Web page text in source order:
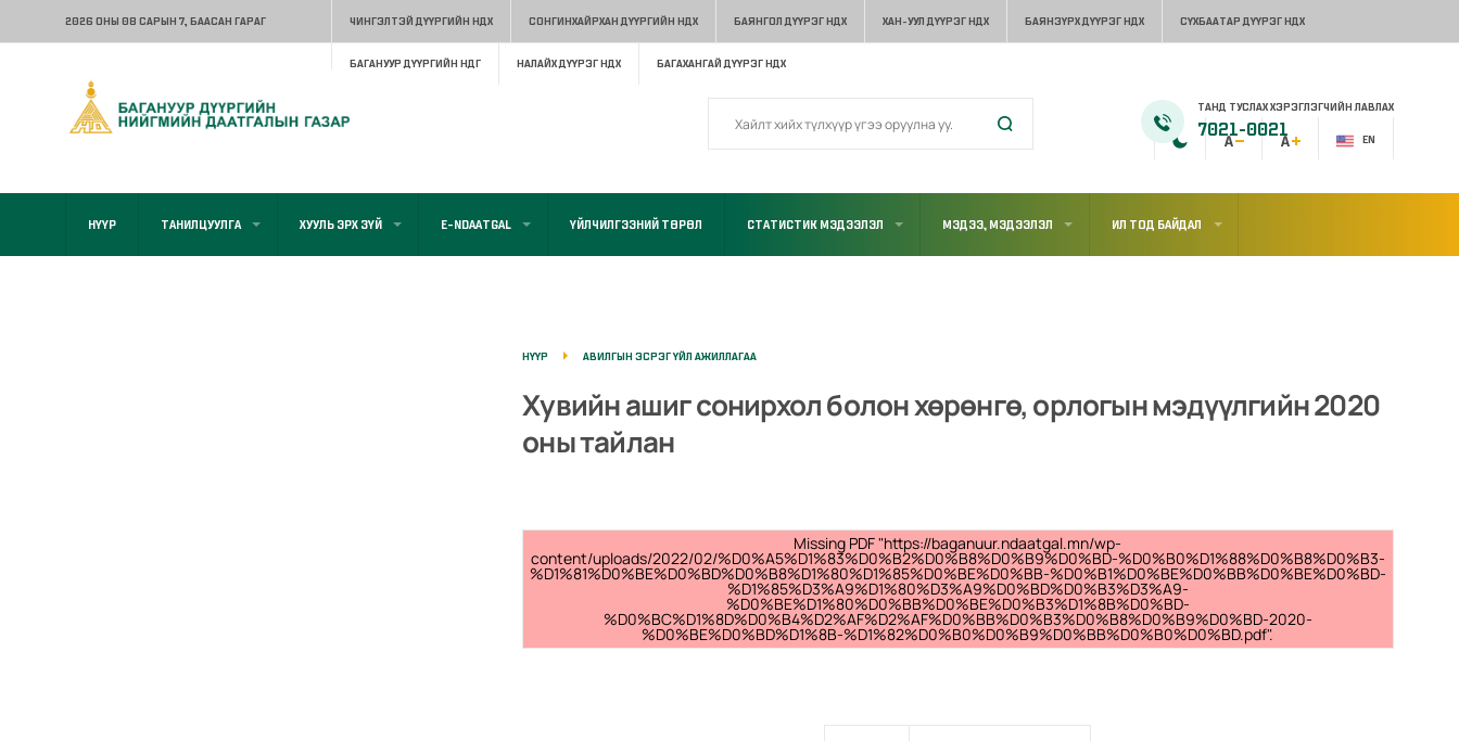
2026 ОНЫ 08 САРЫН 7, БААСАН ГАРАГ ЧИНГЭЛТЭЙ ДҮҮРГИЙН НДХ СОНГИНХАЙРХАН ДҮҮРГИЙН НДХ БАЯНГОЛ ДҮҮРЭГ НДХ ХАН-УУЛ ДҮҮРЭГ НДХ БАЯНЗҮРХ ДҮҮРЭГ НДХ СҮХБААТАР ДҮҮРЭГ НДХ
БАГАНУУР ДҮҮРГИЙН НДГ НАЛАЙХ ДҮҮРЭГ НДХ БАГАХАНГАЙ ДҮҮРЭГ НДХ
EN
ТАНД ТУСЛАХ ХЭРЭГЛЭГЧИЙН ЛАВЛАХ
7021-0021
НҮҮР ТАНИЛЦУУЛГА ХУУЛЬ ЭРХ ЗҮЙ E-NDAATGAL ҮЙЛЧИЛГЭЭНИЙ ТӨРӨЛ СТАТИСТИК МЭДЭЭЛЭЛ МЭДЭЭ, МЭДЭЭЛЭЛ ИЛ ТОД БАЙДАЛ
НҮҮР АВИЛГЫН ЭСРЭГ ҮЙЛ АЖИЛЛАГАА
Хувийн ашиг сонирхол болон хөрөнгө, орлогын мэдүүлгийн 2020
оны тайлан
Missing PDF "https://baganuur.ndaatgal.mn/wp-
content/uploads/2022/02/%D0%A5%D1%83%D0%B2%D0%B8%D0%B9%D0%BD-%D0%B0%D1%88%D0%B8%D0%B3-
%D1%81%D0%BE%D0%BD%D0%B8%D1%80%D1%85%D0%BE%D0%BB-%D0%B1%D0%BE%D0%BB%D0%BE%D0%BD-
%D1%85%D3%A9%D1%80%D3%A9%D0%BD%D0%B3%D3%A9-
%D0%BE%D1%80%D0%BB%D0%BE%D0%B3%D1%8B%D0%BD-
%D0%BC%D1%8D%D0%B4%D2%AF%D2%AF%D0%BB%D0%B3%D0%B8%D0%B9%D0%BD-2020-
%D0%BE%D0%BD%D1%8B-%D1%82%D0%B0%D0%B9%D0%BB%D0%B0%D0%BD.pdf".